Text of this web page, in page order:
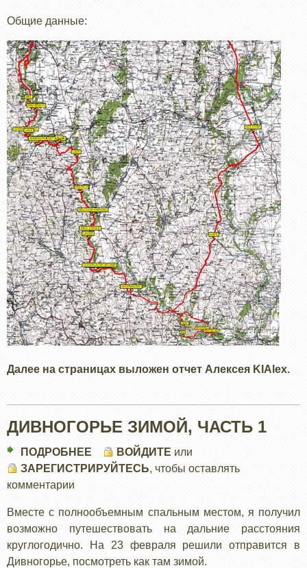
Общие данные:
Далее на страницах выложен отчет Алексея KIAlex.
ДИВНОГОРЬЕ ЗИМОЙ, ЧАСТЬ 1
ПОДРОБНЕЕ
ДИВНОГОРЬЕ
1
ВОЙДИТЕ или
ЗАРЕГИСТРИРУЙТЕСЬ, чтобы оставлять
комментарии
Вместе с полнообъемным спальным местом, я получил
возможно путешествовать на дальние расстояния
круглогодично. На 23 февраля решили отправится в
Дивногорье, посмотреть как там зимой.